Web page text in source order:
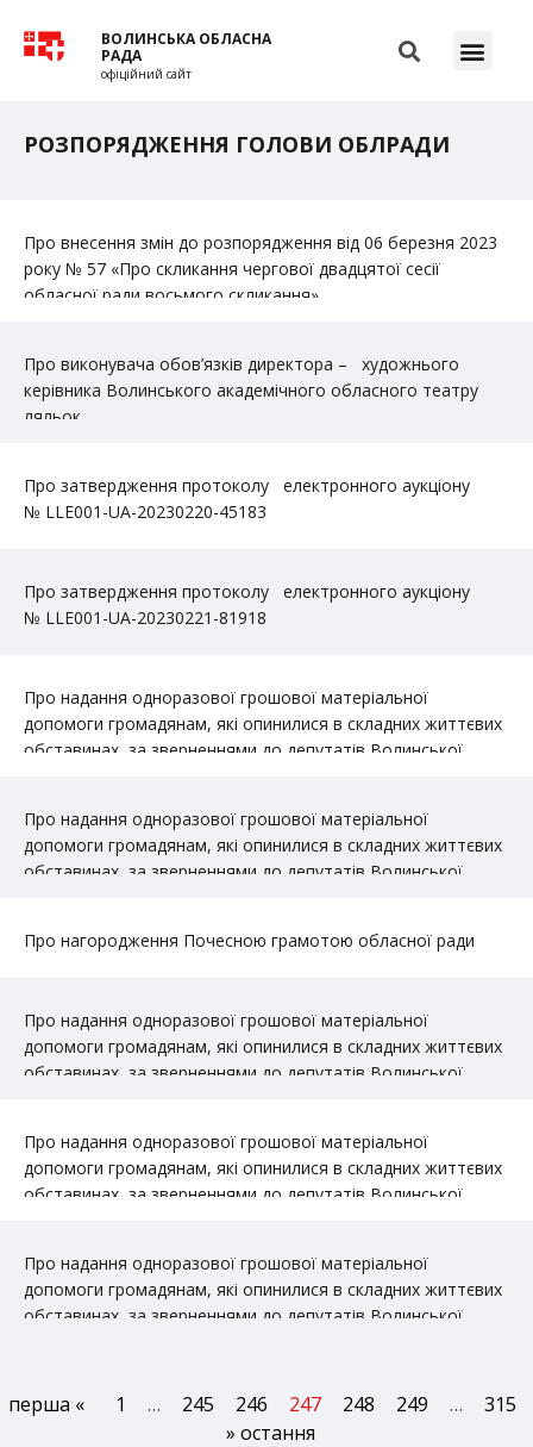
ВОЛИНСЬКА ОБЛАСНА
РАДА
офіційний сайт
РОЗПОРЯДЖЕННЯ ГОЛОВИ ОБЛРАДИ
Про внесення змін до розпорядження від 06 березня 2023
року № 57 «Про скликання чергової двадцятої сесії
обласної ради восьмого скликання»
Про виконувача обов’язків директора – художнього
керівника Волинського академічного обласного театру
ляльок
Про затвердження протоколу електронного аукціону
№ LLЕ001-UA-20230220-45183
Про затвердження протоколу електронного аукціону
№ LLЕ001-UA-20230221-81918
Про надання одноразової грошової матеріальної
допомоги громадянам, які опинилися в складних життєвих
обставинах, за зверненнями до депутатів Волинської
Про надання одноразової грошової матеріальної
допомоги громадянам, які опинилися в складних життєвих
обставинах, за зверненнями до депутатів Волинської
Про нагородження Почесною грамотою обласної ради
Про надання одноразової грошової матеріальної
допомоги громадянам, які опинилися в складних життєвих
обставинах, за зверненнями до депутатів Волинської
Про надання одноразової грошової матеріальної
допомоги громадянам, які опинилися в складних життєвих
обставинах, за зверненнями до депутатів Волинської
Про надання одноразової грошової матеріальної
допомоги громадянам, які опинилися в складних життєвих
обставинах, за зверненнями до депутатів Волинської
перша « 1 … 245 246 247 248 249 …
315
» остання